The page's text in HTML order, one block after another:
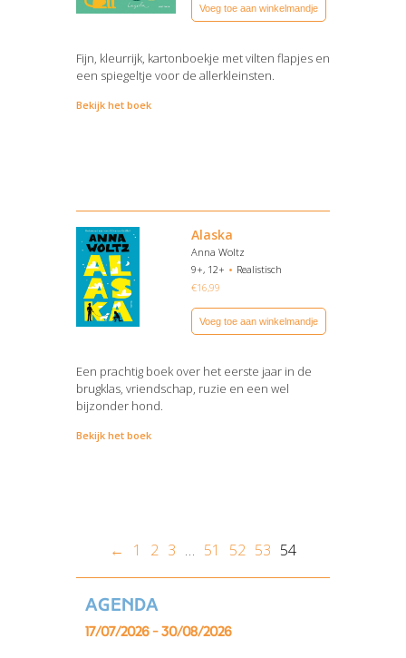
Voeg toe aan winkelmandje
Fijn, kleurrijk, kartonboekje met vilten flapjes en
een spiegeltje voor de allerkleinsten.
Bekijk het boek
Alaska
Anna Woltz
9+, 12+
Realistisch
€16,99
Voeg toe aan winkelmandje
Een prachtig boek over het eerste jaar in de
brugklas, vriendschap, ruzie en een wel
bijzonder hond.
Bekijk het boek
← 1 2 3 … 51 52 53 54
Agenda
17/07/2026 - 30/08/2026